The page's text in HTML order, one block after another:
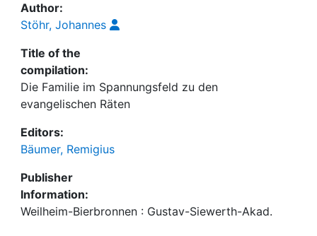
Author:
Stöhr, Johannes
Title of the
compilation:
Die Familie im Spannungsfeld zu den
evangelischen Räten
Editors:
Bäumer, Remigius
Publisher
Information:
Weilheim-Bierbronnen : Gustav-Siewerth-Akad.